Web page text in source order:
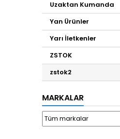
Uzaktan Kumanda
Yan Ürünler
Yarı İletkenler
ZSTOK
zstok2
MARKALAR